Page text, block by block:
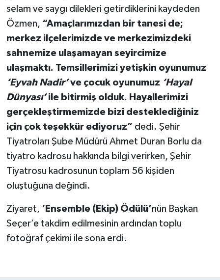
selam ve saygı dilekleri getirdiklerini kaydeden
Özmen, “Amaçlarımızdan bir tanesi de;
merkez ilçelerimizde ve merkezimizdeki
sahnemize ulaşamayan seyircimize
ulaşmaktı. Temsillerimizi yetişkin oyunumuz
‘Eyvah Nadir’ve çocuk oyunumuz ‘Hayal
Dünyası’ile bitirmiş olduk. Hayallerimizi
gerçekleştirmemizde bizi desteklediğiniz
için çok teşekkür ediyoruz” dedi. Şehir
Tiyatroları Şube Müdürü Ahmet Duran Borlu da
tiyatro kadrosu hakkında bilgi verirken, Şehir
Tiyatrosu kadrosunun toplam 56 kişiden
oluştuğuna değindi.
Ziyaret, ‘Ensemble (Ekip) Ödülü’nün Başkan
Seçer’e takdim edilmesinin ardından toplu
fotoğraf çekimi ile sona erdi.